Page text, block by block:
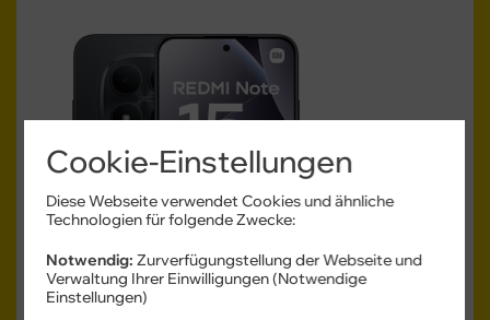
Produktdatenblatt
Cookie-Einstellungen
Diese Webseite verwendet Cookies und ähnliche
Technologien für folgende Zwecke:
Notwendig: Zurverfügungstellung der Webseite und
Verwaltung Ihrer Einwilligungen (Notwendige
Einstellungen)